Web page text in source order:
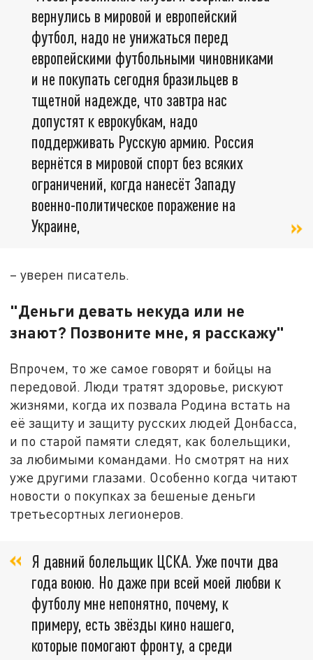
вернулись в мировой и европейский
футбол, надо не унижаться перед
европейскими футбольными чиновниками
и не покупать сегодня бразильцев в
тщетной надежде, что завтра нас
допустят к еврокубкам, надо
поддерживать Русскую армию. Россия
вернётся в мировой спорт без всяких
ограничений, когда нанесёт Западу
военно-политическое поражение на
Украине,
– уверен писатель.
"Деньги девать некуда или не
знают? Позвоните мне, я расскажу"
Впрочем, то же самое говорят и бойцы на
передовой. Люди тратят здоровье, рискуют
жизнями, когда их позвала Родина встать на
её защиту и защиту русских людей Донбасса,
и по старой памяти следят, как болельщики,
за любимыми командами. Но смотрят на них
уже другими глазами. Особенно когда читают
новости о покупках за бешеные деньги
третьесортных легионеров.
Я давний болельщик ЦСКА. Уже почти два
года воюю. Но даже при всей моей любви к
футболу мне непонятно, почему, к
примеру, есть звёзды кино нашего,
которые помогают фронту, а среди